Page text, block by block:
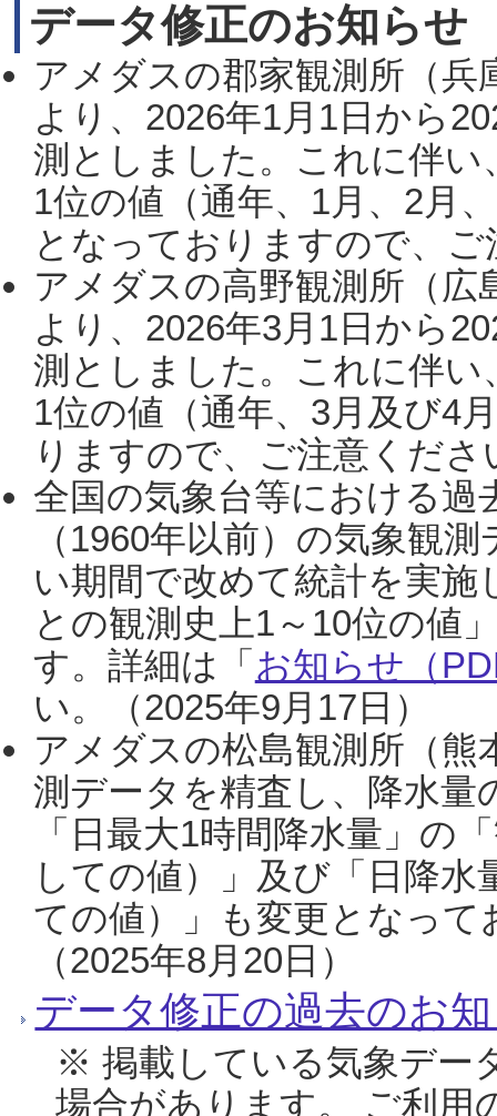
データ修正のお知らせ
アメダスの郡家観測所（
より、2026年1月1日から
測としました。これに伴い
1位の値（通年、1月、2月
となっておりますので、
アメダスの高野観測所（
より、2026年3月1日から
測としました。これに伴い
1位の値（通年、3月及び4
りますので、ご注意くだ
全国の気象台等における過
（1960年以前）の気象観
い期間で改めて統計を実
との観測史上1～10位の値
す。詳細は「 お知らせ（
い。（2025年9月17日）
アメダスの松島観測所（熊
測データを精査し、降水
「日最大1時間降水量」の
しての値）」及び「日降
ての値）」も変更となっ
（2025年8月20日）
データ修正の過去のお
※ 掲載している気象デー
場合があります。 ご利用